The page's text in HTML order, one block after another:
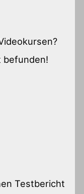
befunden!
Testbericht